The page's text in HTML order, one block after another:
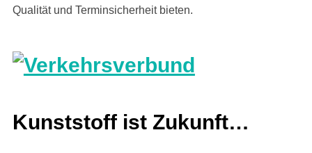
Qualität und Terminsicherheit bieten.
Kunststoff ist Zukunft…